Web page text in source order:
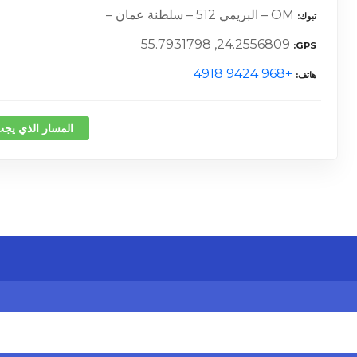
تبوك OM – البريمي 512 – سلطنة عمان –
GPS
24.2556809, 55.7931798
هاتف +968 9424 4918
المسار الذي